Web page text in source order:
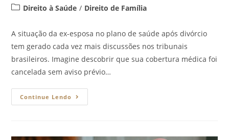
Direito à Saúde / Direito de Família
A situação da ex-esposa no plano de saúde após divórcio
tem gerado cada vez mais discussões nos tribunais
brasileiros. Imagine descobrir que sua cobertura médica foi
cancelada sem aviso prévio…
Continue Lendo